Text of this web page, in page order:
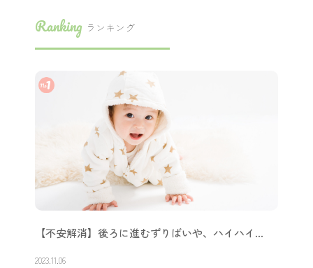
Ranking ランキング
【不安解消】後ろに進むずりばいや、ハイハイ…
2023.11.06